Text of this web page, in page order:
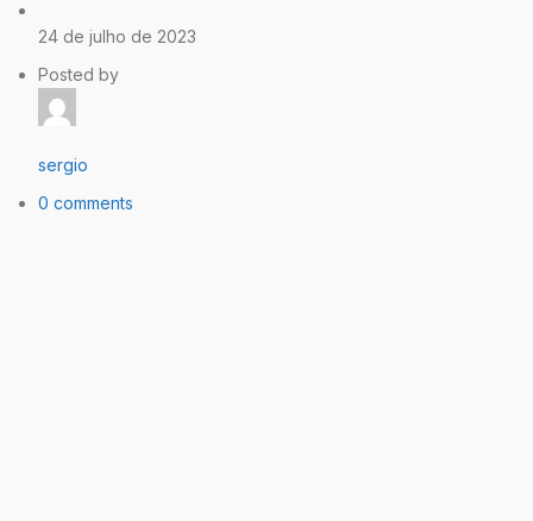
24 de julho de 2023
Posted by
sergio
0 comments